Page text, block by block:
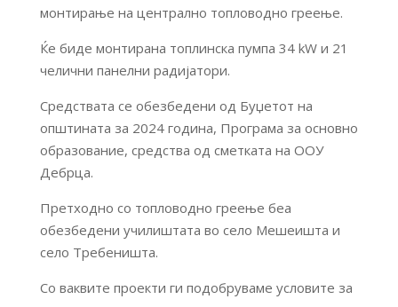
монтирање на централно топловодно греење.
Ќе биде монтирана топлинска пумпа 34 kW и 21
челични панелни радијатори.
Средствата се обезбедени од Буџетот на
општината за 2024 година, Програма за основно
образование, средства од сметката на ООУ
Дебрца.
Претходно со топловодно греење беа
обезбедени училиштата во село Мешеишта и
село Требеништа.
Со ваквите проекти ги подобруваме условите за